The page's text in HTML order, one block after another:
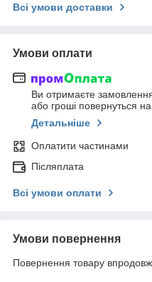
Всі умови доставки
Умови оплати
Ви отримаєте
або гроші повернуться
Детальніше
Оплатити частинами
Післяплата
Всі умови оплати
Умови повернення
Повернення товару